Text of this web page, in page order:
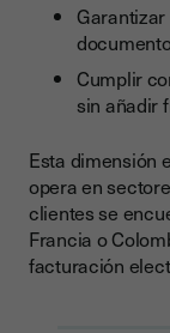
Cumplir
sin añadir
Esta dimensión
opera en
clientes se
Francia o
facturación